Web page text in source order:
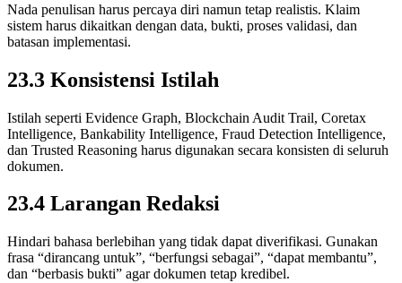
Nada penulisan harus percaya diri namun tetap realistis. Klaim
sistem harus dikaitkan dengan data, bukti, proses validasi, dan
batasan implementasi.
23.3 Konsistensi Istilah
Istilah seperti Evidence Graph, Blockchain Audit Trail, Coretax
Intelligence, Bankability Intelligence, Fraud Detection Intelligence,
dan Trusted Reasoning harus digunakan secara konsisten di seluruh
dokumen.
23.4 Larangan Redaksi
Hindari bahasa berlebihan yang tidak dapat diverifikasi. Gunakan
frasa “dirancang untuk”, “berfungsi sebagai”, “dapat membantu”,
dan “berbasis bukti” agar dokumen tetap kredibel.